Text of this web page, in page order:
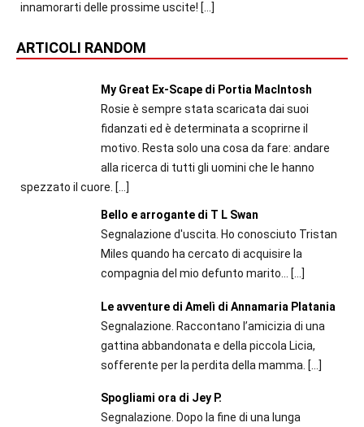
innamorarti delle prossime uscite! […]
ARTICOLI RANDOM
My Great Ex-Scape di Portia MacIntosh
Rosie è sempre stata scaricata dai suoi
fidanzati ed è determinata a scoprirne il
motivo. Resta solo una cosa da fare: andare
alla ricerca di tutti gli uomini che le hanno
spezzato il cuore. […]
Bello e arrogante di T L Swan
Segnalazione d'uscita. Ho conosciuto Tristan
Miles quando ha cercato di acquisire la
compagnia del mio defunto marito...
[…]
Le avventure di Amelì di Annamaria Platania
Segnalazione. Raccontano l’amicizia di una
gattina abbandonata e della piccola Licia,
sofferente per la perdita della mamma. […]
Spogliami ora di Jey P.
Segnalazione. Dopo la fine di una lunga